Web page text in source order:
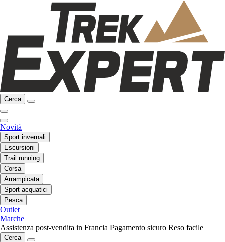
Cerca
Novità
Sport invernali
Escursioni
Trail running
Corsa
Arrampicata
Sport acquatici
Pesca
Outlet
Marche
Assistenza post-vendita in Francia Pagamento sicuro Reso facile
Cerca